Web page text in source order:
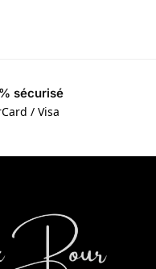
sécurisé
/ Visa